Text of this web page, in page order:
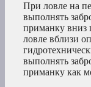
При ловле на
выполнять
приманку вниз
ловле вблизи
выполнять
приманку как